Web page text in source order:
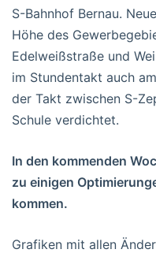
S-Bahnhof Bernau.
Höhe des
Edelweißstraße und
im Stundentakt auch
der Takt zwischen S-
Schule verdichtet.
In den kommenden
zu einigen
kommen.
Grafiken mit allen